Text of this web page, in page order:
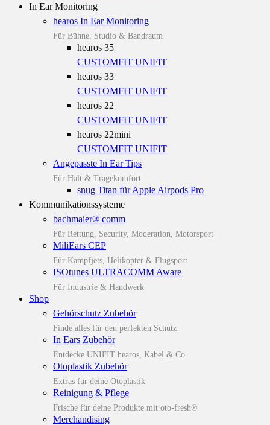
In Ear Monitoring
hearos In Ear Monitoring
Für Bühne, Studio & Bandraum
hearos 35
CUSTOMFIT UNIFIT
hearos 33
CUSTOMFIT UNIFIT
hearos 22
CUSTOMFIT UNIFIT
hearos 22mini
CUSTOMFIT UNIFIT
Angepasste In Ear Tips
Für Halt & Tragekomfort
snug Titan für Apple Airpods Pro
Kommunikationssysteme
bachmaier® comm
Für Rettung, Security, Moderation, Motorsport
MiliEars CEP
Für Kampfjets, Helikopter & Flugsport
ISOtunes ULTRACOMM Aware
Für Industrie & Handwerk
Shop
Gehörschutz Zubehör
Finde alles für den perfekten Schutz
In Ears Zubehör
Entdecke UNIFIT hearos, Kabel & Co
Otoplastik Zubehör
Extras für deine Otoplastik
Reinigung & Pflege
Frische für deine Produkte mit oto-fresh®
Merchandising